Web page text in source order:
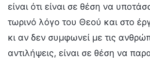
είναι ότι είναι σε θέση να
τωρινό λόγο του Θεού και στο
κι αν δεν συμφωνεί με τις
αντιλήψεις, είναι σε θέση να